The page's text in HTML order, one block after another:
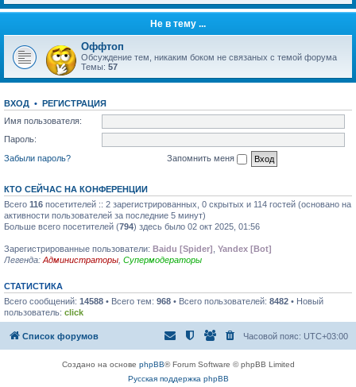
Не в тему ...
Оффтоп
Обсуждение тем, никаким боком не связаных с темой форума
Темы: 57
ВХОД • РЕГИСТРАЦИЯ
Имя пользователя:
Пароль:
Забыли пароль?
Запомнить меня
КТО СЕЙЧАС НА КОНФЕРЕНЦИИ
Всего 116 посетителей :: 2 зарегистрированных, 0 скрытых и 114 гостей (основано на
активности пользователей за последние 5 минут)
Больше всего посетителей (794) здесь было 02 окт 2025, 01:56
Зарегистрированные пользователи: Baidu [Spider] Yandex [Bot]
Легенда: Администраторы Супермодераторы
СТАТИСТИКА
Всего сообщений: 14588 • Всего тем: 968 • Всего пользователей: 8482 • Новый
пользователь: click
Список форумов Часовой пояс: UTC+03:00
Создано на основе phpBB® Forum Software © phpBB Limited
Русская поддержка phpBB